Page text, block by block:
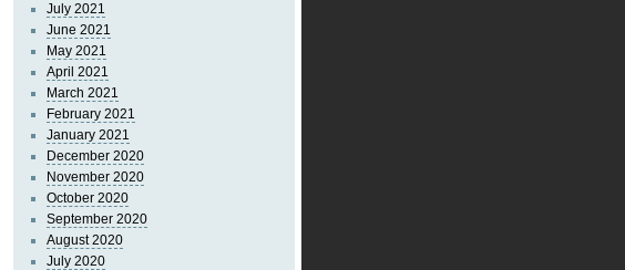
July 2021
June 2021
May 2021
April 2021
March 2021
February 2021
January 2021
December 2020
November 2020
October 2020
September 2020
August 2020
July 2020